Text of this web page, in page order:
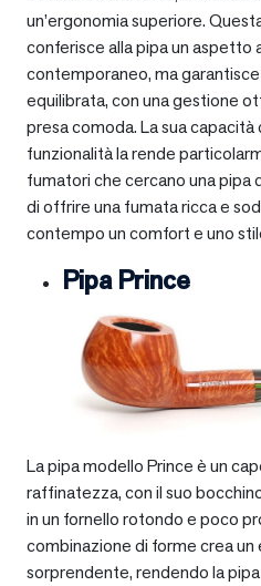
un’ergonomia superiore.
conferisce alla pipa un aspetto
contemporaneo, ma
equilibrata, con una gestione
presa comoda. La sua
funzionalità la rende
fumatori che cercano una
di offrire una fumata ricca e
contempo un comfort e uno
Pipa Prince
La pipa modello Prince è un
raffinatezza, con il suo
in un fornello rotondo e poco
combinazione di forme crea un
sorprendente, rendendo la